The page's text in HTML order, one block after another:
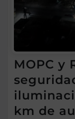
MOPC y
km de